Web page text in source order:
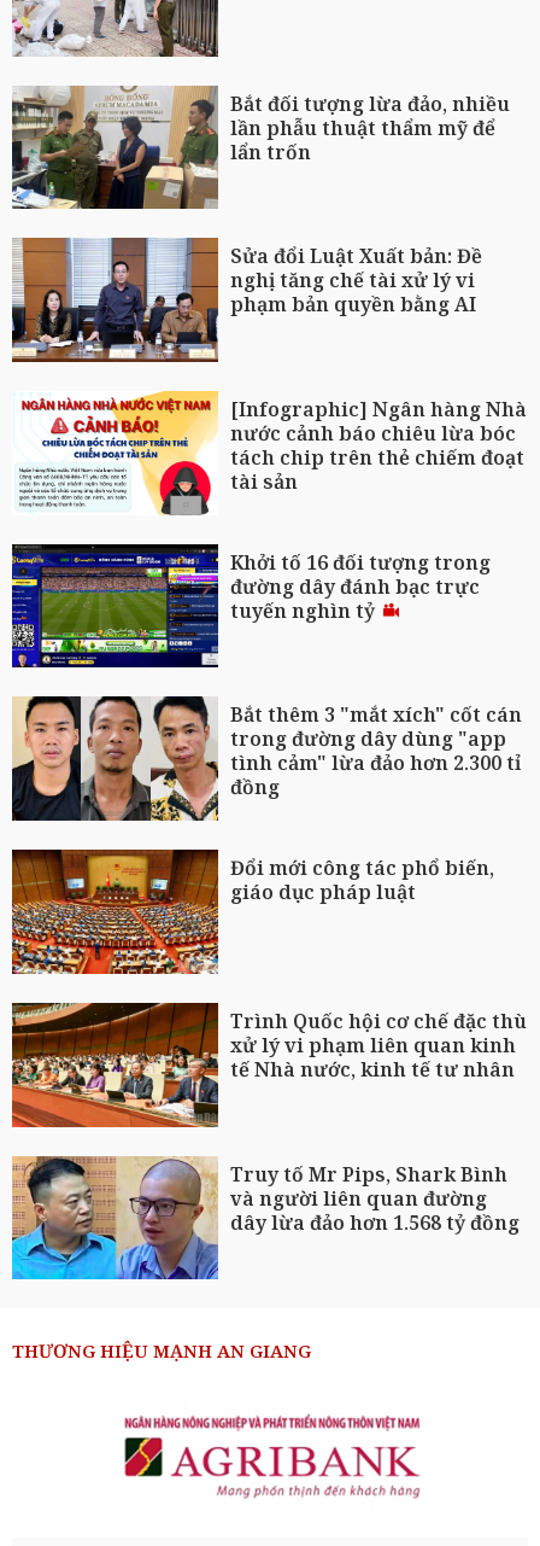
Bắt đối tượng lừa đảo, nhiều
lần phẫu thuật thẩm mỹ để
lẩn trốn
Sửa đổi Luật Xuất bản: Đề
nghị tăng chế tài xử lý vi
phạm bản quyền bằng AI
[Infographic] Ngân hàng Nhà
nước cảnh báo chiêu lừa bóc
tách chip trên thẻ chiếm đoạt
tài sản
Khởi tố 16 đối tượng trong
đường dây đánh bạc trực
tuyến nghìn tỷ
Bắt thêm 3 "mắt xích" cốt cán
trong đường dây dùng "app
tình cảm" lừa đảo hơn 2.300 tỉ
đồng
Đổi mới công tác phổ biến,
giáo dục pháp luật
Trình Quốc hội cơ chế đặc thù
xử lý vi phạm liên quan kinh
tế Nhà nước, kinh tế tư nhân
Truy tố Mr Pips, Shark Bình
và người liên quan đường
dây lừa đảo hơn 1.568 tỷ đồng
THƯƠNG HIỆU MẠNH AN GIANG